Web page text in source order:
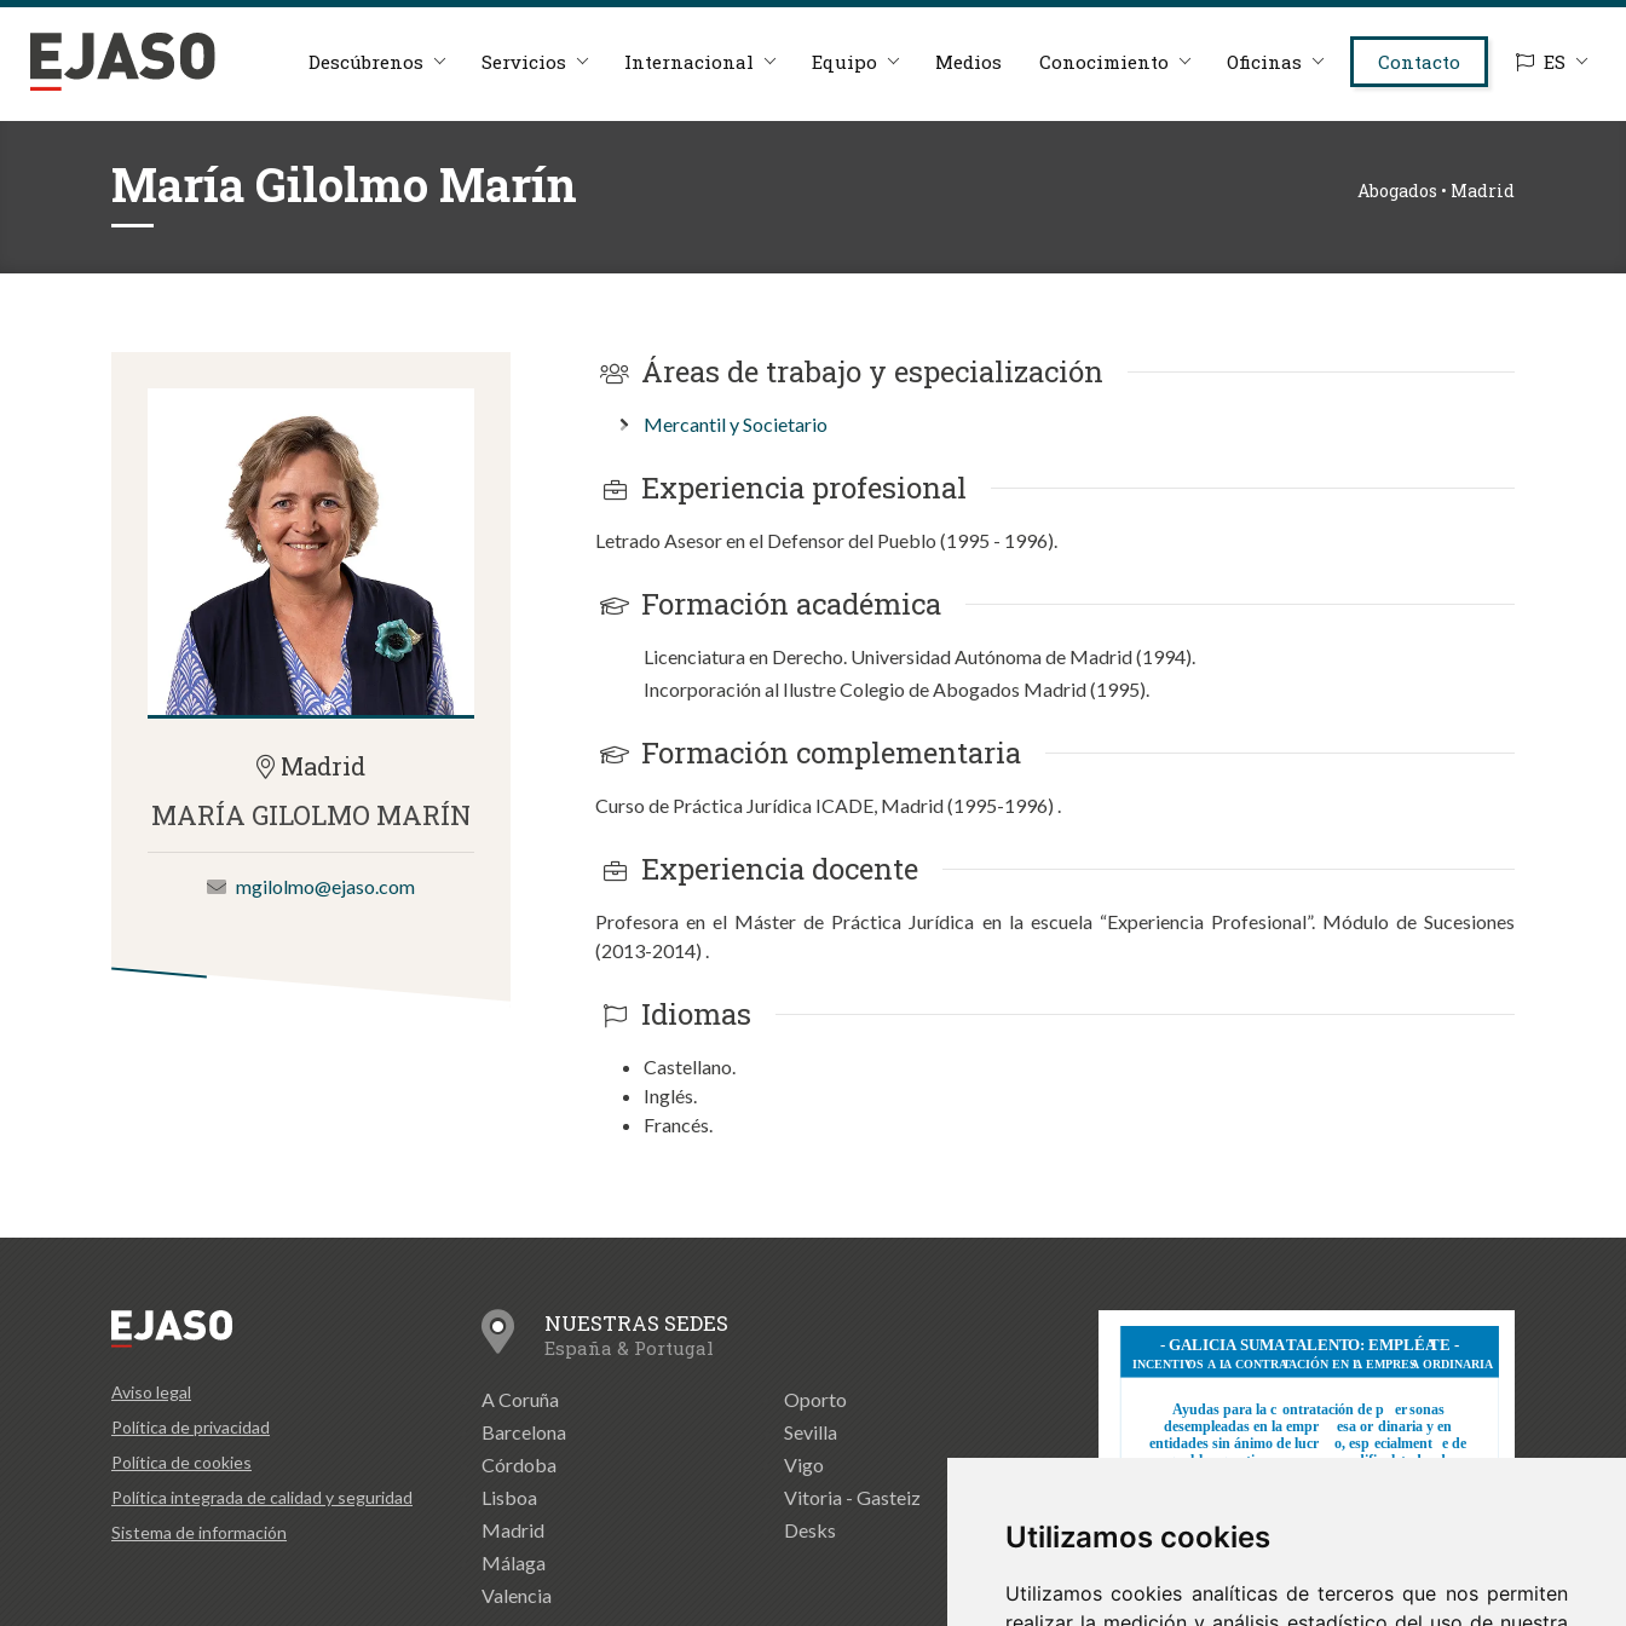
Utilizamos cookies
Utilizamos cookies analíticas de terceros que nos permiten
Descúbrenos Servicios Internacional Equipo Medios Conocimiento Oficinas Contacto ES
María Gilolmo Marín Abogados • Madrid
Madrid
MARÍA GILOLMO MARÍN
mgilolmo@ejaso.com
Áreas de trabajo y especialización
Mercantil y Societario
Experiencia profesional
Letrado Asesor en el Defensor del Pueblo (1995 - 1996).
Formación académica
Licenciatura en Derecho. Universidad Autónoma de Madrid (1994).
Incorporación al Ilustre Colegio de Abogados Madrid (1995).
Formación complementaria
Curso de Práctica Jurídica ICADE, Madrid (1995-1996) .
Experiencia docente
Profesora en el Máster de Práctica Jurídica en la escuela “Experiencia Profesional”. Módulo de Sucesiones
(2013-2014) .
Idiomas
Castellano.
Inglés.
Francés.
Aviso legal
Política de privacidad
Política de cookies
Política integrada de calidad y seguridad
Sistema de información
NUESTRAS SEDES
España & Portugal
A Coruña
Barcelona
Córdoba
Lisboa
Madrid
Málaga
Valencia
Oporto
Sevilla
Vigo
Vitoria - Gasteiz
Desks